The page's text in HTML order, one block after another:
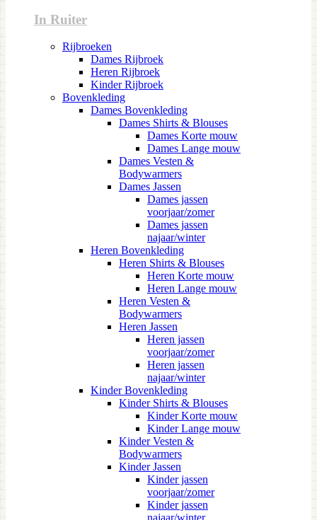
In Ruiter
Rijbroeken
Dames Rijbroek
Heren Rijbroek
Kinder Rijbroek
Bovenkleding
Dames Bovenkleding
Dames Shirts & Blouses
Dames Korte mouw
Dames Lange mouw
Dames Vesten &
Bodywarmers
Dames Jassen
Dames jassen
voorjaar/zomer
Dames jassen
najaar/winter
Heren Bovenkleding
Heren Shirts & Blouses
Heren Korte mouw
Heren Lange mouw
Heren Vesten &
Bodywarmers
Heren Jassen
Heren jassen
voorjaar/zomer
Heren jassen
najaar/winter
Kinder Bovenkleding
Kinder Shirts & Blouses
Kinder Korte mouw
Kinder Lange mouw
Kinder Vesten &
Bodywarmers
Kinder Jassen
Kinder jassen
voorjaar/zomer
Kinder jassen